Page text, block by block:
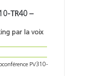
TR40 –
par la voix
PV310-